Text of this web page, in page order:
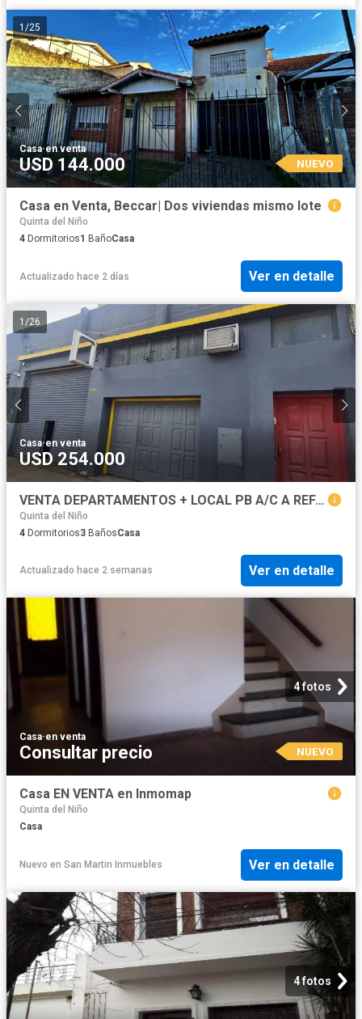
1 /25
Casa·en venta
USD 144.000 NUEVO
Casa en Venta, Beccar| Dos viviendas mismo lote
Quinta del Niño
4 Dormitorios1 BañoCasa
Actualizado hace 2 días Ver en detalle
1 /26
Casa·en venta
USD 254.000
VENTA DEPARTAMENTOS + LOCAL PB A/C A REFAC BECCAR
Quinta del Niño
4 Dormitorios3 BañosCasa
Actualizado hace 2 semanas Ver en detalle
4 fotos
Casa·en venta
Consultar precio NUEVO
Casa EN VENTA en Inmomap
Quinta del Niño
Casa
Nuevo en San Martin Inmuebles Ver en detalle
4 fotos